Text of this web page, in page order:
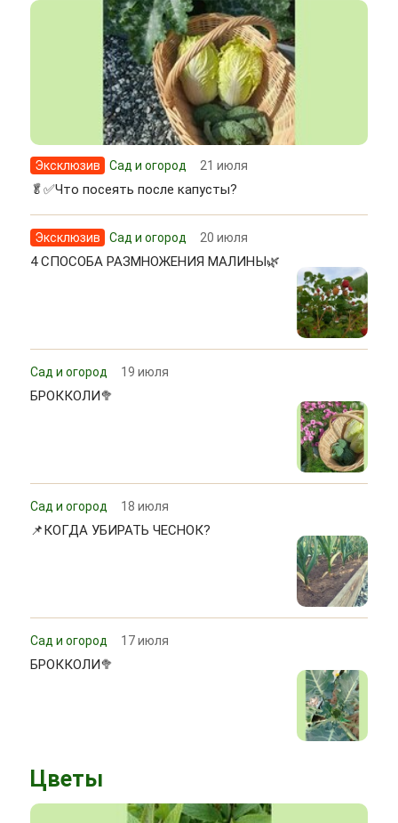
Эксклюзив Сад и огород 21 июля
🥬✅Что посеять после капусты?
Эксклюзив Сад и огород 20 июля
4 СПОСОБА РАЗМНОЖЕНИЯ МАЛИНЫ🌿
Сад и огород 19 июля
БРОККОЛИ🥦
Сад и огород 18 июля
📌КОГДА УБИРАТЬ ЧЕСНОК?
Сад и огород 17 июля
БРОККОЛИ🥦
Цветы